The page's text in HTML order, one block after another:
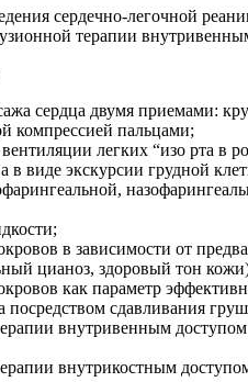
сердечно-легочной
терапии
сердца двумя приемами:
компрессией пальцами;
легких “изо рта в
в виде экскурсии грудной
в зависимости от
цианоз, здоровый тон
как параметр
сдавливания
внутривенным
внутрикостным